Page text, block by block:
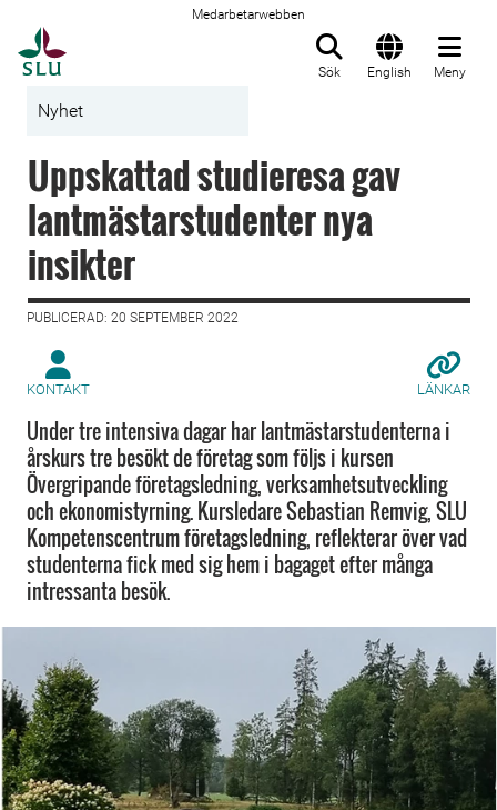
Medarbetarwebben
Sök English Meny
Nyhet
Uppskattad studieresa gav
lantmästarstudenter nya
insikter
PUBLICERAD: 20 SEPTEMBER 2022
KONTAKT LÄNKAR
Under tre intensiva dagar har lantmästarstudenterna i
årskurs tre besökt de företag som följs i kursen
Övergripande företagsledning, verksamhetsutveckling
och ekonomistyrning. Kursledare Sebastian Remvig, SLU
Kompetenscentrum företagsledning, reflekterar över vad
studenterna fick med sig hem i bagaget efter många
intressanta besök.